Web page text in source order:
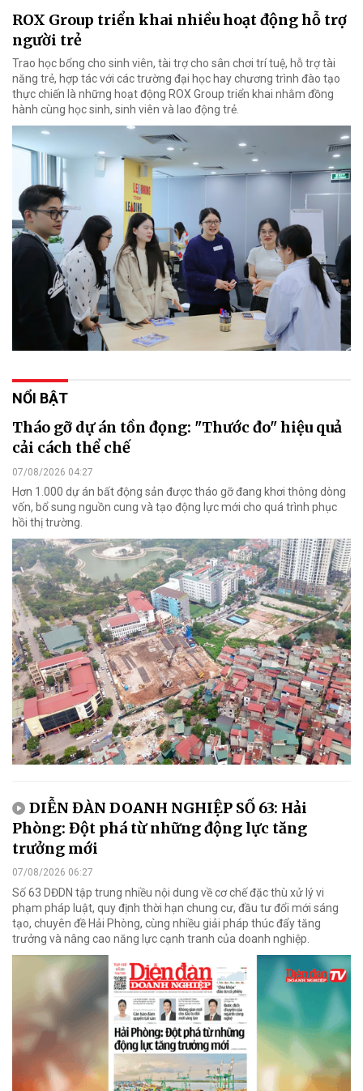
ROX Group triển khai nhiều hoạt động hỗ trợ
người trẻ
Trao học bổng cho sinh viên, tài trợ cho sân chơi trí tuệ, hỗ trợ tài
năng trẻ, hợp tác với các trường đại học hay chương trình đào tạo
thực chiến là những hoạt động ROX Group triển khai nhằm đồng
hành cùng học sinh, sinh viên và lao động trẻ.
NỔI BẬT
Tháo gỡ dự án tồn đọng: "Thước đo" hiệu quả
cải cách thể chế
07/08/2026 04:27
Hơn 1.000 dự án bất động sản được tháo gỡ đang khơi thông dòng
vốn, bổ sung nguồn cung và tạo động lực mới cho quá trình phục
hồi thị trường.
DIỄN ĐÀN DOANH NGHIỆP SỐ 63: Hải
Phòng: Đột phá từ những động lực tăng
trưởng mới
07/08/2026 06:27
Số 63 DĐDN tập trung nhiều nội dung về cơ chế đặc thù xử lý vi
phạm pháp luật, quy định thời hạn chung cư, đầu tư đổi mới sáng
tạo, chuyên đề Hải Phòng, cùng nhiều giải pháp thúc đẩy tăng
trưởng và nâng cao năng lực cạnh tranh của doanh nghiệp.